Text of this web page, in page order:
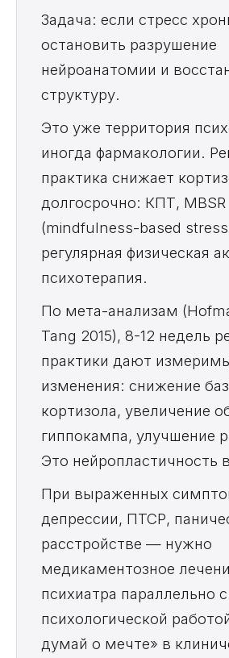
Задача: если стресс
остановить разрушение
нейроанатомии и
структуру.
Это уже территория
иногда фармакологии.
практика снижает
долгосрочно: КПТ, MBSR
(mindfulness-based
регулярная физическая
психотерапия.
По мета-анализам
Tang 2015), 8-12 недель
практики дают
изменения: снижение
кортизола, увеличение
гиппокампа, улучшение
Это нейропластичность
При выраженных
депрессии, ПТСР,
расстройстве — нужно
медикаментозное
психиатра параллельно с
психологической
думай о мечте» в